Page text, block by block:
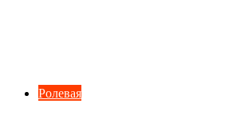
Ролевая